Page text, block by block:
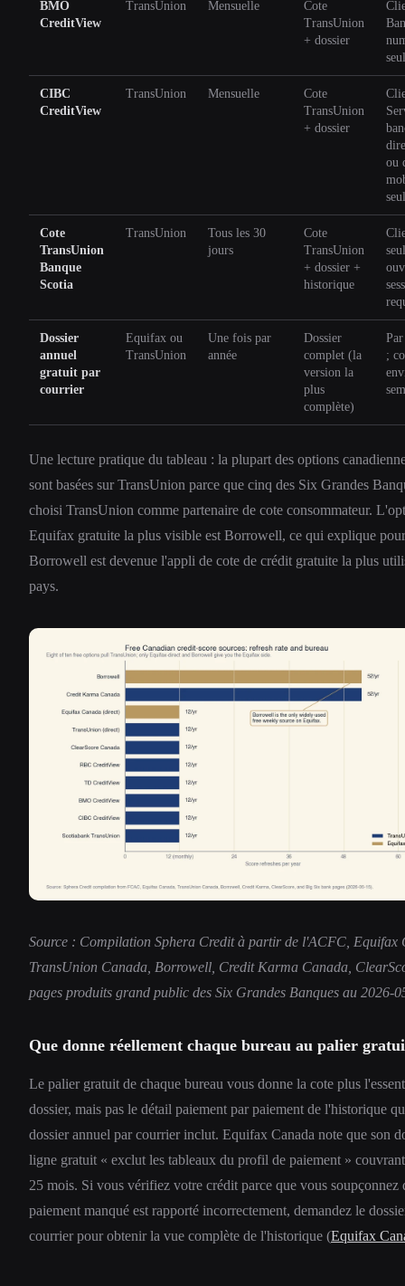
BMO
CreditView
TransUnion Mensuelle
Cote
TransUnion
+ dossier
CIBC
CreditView
TransUnion Mensuelle
Cote
TransUnion
+ dossier
ou
Cote
TransUnion
Banque
Scotia
TransUnion
Tous les 30
jours
Cote
TransUnion
+ dossier +
historique
Dossier
annuel
gratuit par
courrier
Equifax ou
TransUnion
Une fois par
année
Dossier
complet (la
version la
plus
complète)
;
Une lecture pratique du tableau : la plupart des options
sont basées sur TransUnion parce que cinq des Six Grandes
choisi TransUnion comme partenaire de cote consommateur.
Equifax gratuite la plus visible est Borrowell, ce qui explique
Borrowell est devenue l'appli de cote de crédit gratuite la plus
pays.
Source : Compilation Sphera Credit à partir de l'ACFC, Equifax
TransUnion Canada, Borrowell, Credit Karma Canada,
pages produits grand public des Six Grandes Banques au 2026-
Que donne réellement chaque bureau au palier
Le palier gratuit de chaque bureau vous donne la cote plus
dossier, mais pas le détail paiement par paiement de l'historique
dossier annuel par courrier inclut. Equifax Canada note que son
ligne gratuit « exclut les tableaux du profil de paiement »
25 mois. Si vous vérifiez votre crédit parce que vous soupçonnez
paiement manqué est rapporté incorrectement, demandez le
courrier pour obtenir la vue complète de l'historique (Equifax